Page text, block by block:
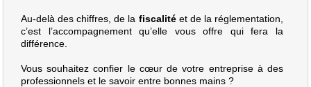
Au-delà des chiffres, de la fiscalitéet de la réglementation,
c’est l’accompagnement qu’elle vous offre qui fera la
différence.
Vous souhaitez confier le cœur de votre entreprise à des
professionnels et le savoir entre bonnes mains ?